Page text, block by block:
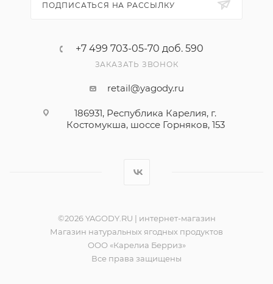
ПОДПИСАТЬСЯ НА РАССЫЛКУ
+7 499 703-05-70 доб. 590
ЗАКАЗАТЬ ЗВОНОК
retail@yagody.ru
186931, Республика Карелия, г.
Костомукша, шоссе Горняков, 153
©2026 YAGODY.RU | интернет-магазин
Магазин натуральных ягодных продуктов
ООО «Карелиа Берриз»
Все права защищены